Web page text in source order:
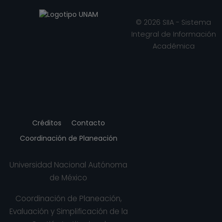
Créditos
Contacto
Coordinación de Planeación
Universidad Nacional Autónoma
de México
Coordinación de Planeación,
Evaluación y Simplificación de la
© 2026 SIIA - Sistema
Integral de Información
Académica